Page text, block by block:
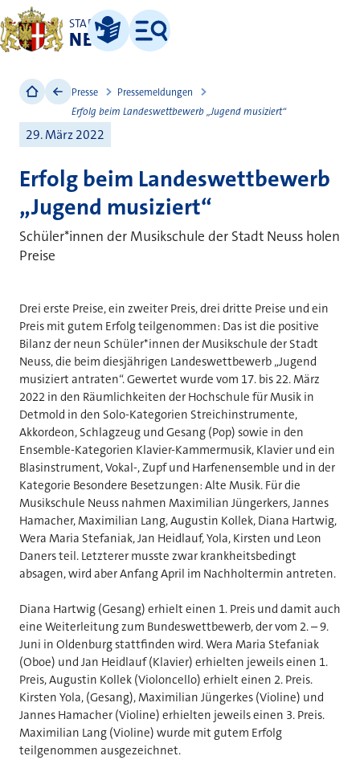
STADT
NEUSS
Leichte Sprache
Menü
Presse
Pressemeldungen
Erfolg beim Landeswettbewerb „Jugend musiziert“
29. März 2022
Erfolg beim Landeswettbewerb
„Jugend musiziert“
Schüler*innen der Musikschule der Stadt Neuss holen
Preise
Drei erste Preise, ein zweiter Preis, drei dritte Preise und ein
Preis mit gutem Erfolg teilgenommen: Das ist die positive
Bilanz der neun Schüler*innen der Musikschule der Stadt
Neuss, die beim diesjährigen Landeswettbewerb „Jugend
musiziert antraten“. Gewertet wurde vom 17. bis 22. März
2022 in den Räumlichkeiten der Hochschule für Musik in
Detmold in den Solo-Kategorien Streichinstrumente,
Akkordeon, Schlagzeug und Gesang (Pop) sowie in den
Ensemble-Kategorien Klavier-Kammermusik, Klavier und ein
Blasinstrument, Vokal-, Zupf und Harfenensemble und in der
Kategorie Besondere Besetzungen: Alte Musik. Für die
Musikschule Neuss nahmen Maximilian Jüngerkers, Jannes
Hamacher, Maximilian Lang, Augustin Kollek, Diana Hartwig,
Wera Maria Stefaniak, Jan Heidlauf, Yola, Kirsten und Leon
Daners teil. Letzterer musste zwar krankheitsbedingt
absagen, wird aber Anfang April im Nachholtermin antreten.
Diana Hartwig (Gesang) erhielt einen 1. Preis und damit auch
eine Weiterleitung zum Bundeswettbewerb, der vom 2. – 9.
Juni in Oldenburg stattfinden wird. Wera Maria Stefaniak
(Oboe) und Jan Heidlauf (Klavier) erhielten jeweils einen 1.
Preis, Augustin Kollek (Violoncello) erhielt einen 2. Preis.
Kirsten Yola, (Gesang), Maximilian Jüngerkes (Violine) und
Jannes Hamacher (Violine) erhielten jeweils einen 3. Preis.
Maximilian Lang (Violine) wurde mit gutem Erfolg
teilgenommen ausgezeichnet.